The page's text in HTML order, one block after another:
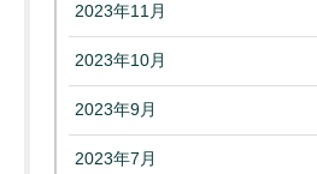
2023年11月
2023年10月
2023年9月
2023年7月